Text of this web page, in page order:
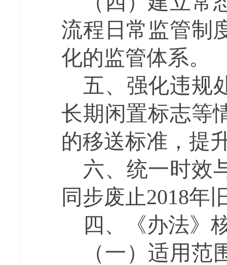
流程日常监管制
化的监管体系。
五、强化违规
长期闲置标志等
的移送标准，提
六、统一时效
同步废止2018年
四、《办法》
（一）适用范